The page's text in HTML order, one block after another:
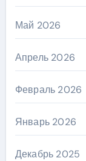
Май 2026
Апрель 2026
Февраль 2026
Январь 2026
Декабрь 2025